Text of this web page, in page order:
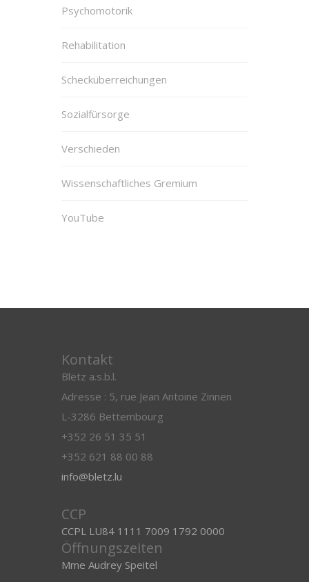
Psychomotorik
Rehabilitation
Schecküberreichungen
Sozialfürsorge
Verschieden
Wissenschaftliches Gremium
YouTube
Kontakt
Blëtz a.s.b.l.
Adresse : 5, rue Jean Antoine Zinnen
L-3286 Bettembourg
+352 26 51 35 51
+352 621 88 00 88
info@bletz.lu
CCP
CCPL LU84 1111 7009 1792 0000
Öffnungszeiten
Mme Audrey Speitel